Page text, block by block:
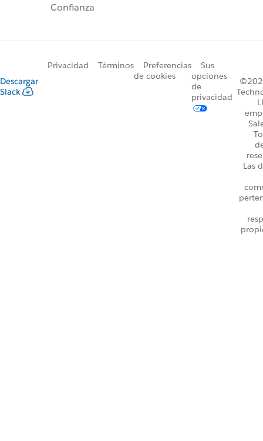
Confianza
Descargar
Slack
Privacidad Términos
Preferencias
de cookies
Sus
opciones
de
privacidad
Las